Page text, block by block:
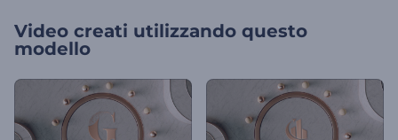
Video creati utilizzando questo
modello